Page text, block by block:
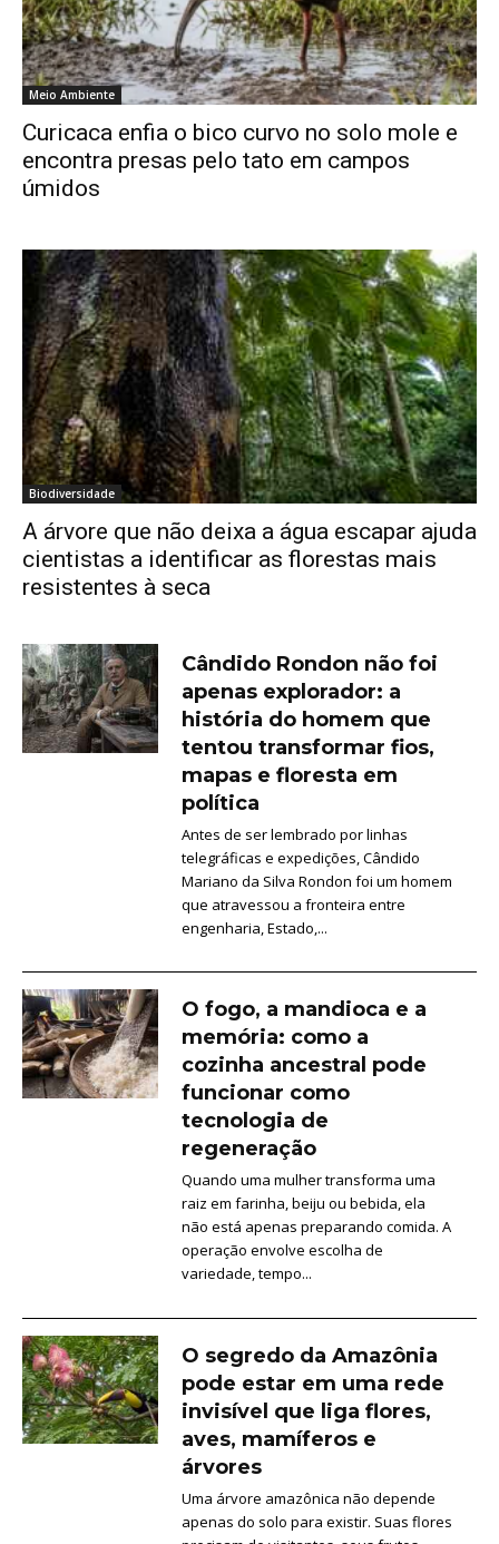
Meio Ambiente
Curicaca enfia o bico curvo no solo mole e
encontra presas pelo tato em campos
úmidos
Biodiversidade
A árvore que não deixa a água escapar ajuda
cientistas a identificar as florestas mais
resistentes à seca
Cândido Rondon não foi
apenas explorador: a
história do homem que
tentou transformar fios,
mapas e floresta em
política
Antes de ser lembrado por linhas
telegráficas e expedições, Cândido
Mariano da Silva Rondon foi um homem
que atravessou a fronteira entre
engenharia, Estado,...
O fogo, a mandioca e a
memória: como a
cozinha ancestral pode
funcionar como
tecnologia de
regeneração
Quando uma mulher transforma uma
raiz em farinha, beiju ou bebida, ela
não está apenas preparando comida. A
operação envolve escolha de
variedade, tempo...
O segredo da Amazônia
pode estar em uma rede
invisível que liga flores,
aves, mamíferos e
árvores
Uma árvore amazônica não depende
apenas do solo para existir. Suas flores